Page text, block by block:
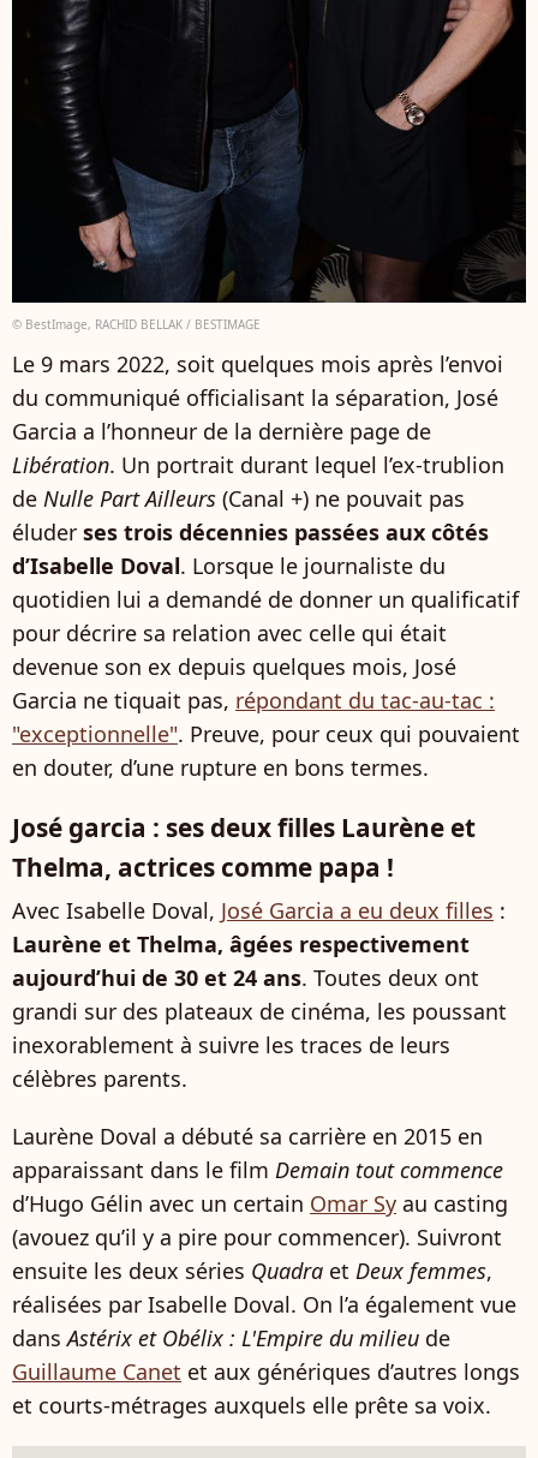
© BestImage, RACHID BELLAK / BESTIMAGE
Le 9 mars 2022, soit quelques mois après l’envoi
du communiqué officialisant la séparation, José
Garcia a l’honneur de la dernière page de
Libération. Un portrait durant lequel l’ex-trublion
de Nulle Part Ailleurs (Canal +) ne pouvait pas
éluder ses trois décennies passées aux côtés
d’Isabelle Doval. Lorsque le journaliste du
quotidien lui a demandé de donner un qualificatif
pour décrire sa relation avec celle qui était
devenue son ex depuis quelques mois, José
Garcia ne tiquait pas, répondant du tac-au-tac :
"exceptionnelle". Preuve, pour ceux qui pouvaient
en douter, d’une rupture en bons termes.
José garcia : ses deux filles Laurène et
Thelma, actrices comme papa !
Avec Isabelle Doval, José Garcia a eu deux filles :
Laurène et Thelma, âgées respectivement
aujourd’hui de 30 et 24 ans. Toutes deux ont
grandi sur des plateaux de cinéma, les poussant
inexorablement à suivre les traces de leurs
célèbres parents.
Laurène Doval a débuté sa carrière en 2015 en
apparaissant dans le film Demain tout commence
d’Hugo Gélin avec un certain Omar Sy au casting
(avouez qu’il y a pire pour commencer). Suivront
ensuite les deux séries Quadra et Deux femmes,
réalisées par Isabelle Doval. On l’a également vue
dansAstérix et Obélix : L'Empire du milieu de
Guillaume Canet et aux génériques d’autres longs
et courts-métrages auxquels elle prête sa voix.